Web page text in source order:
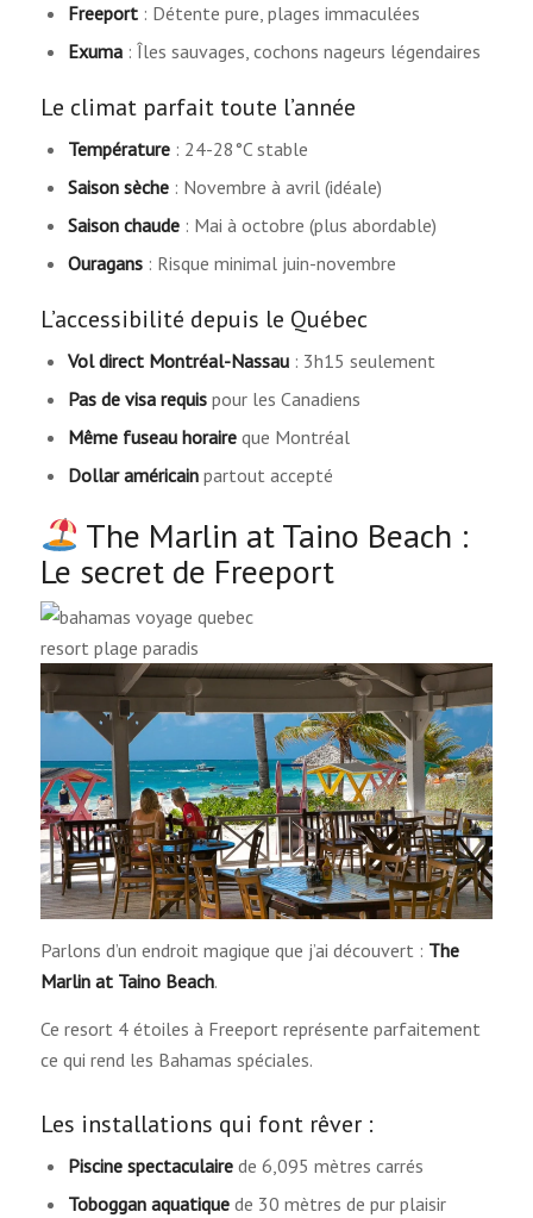
Freeport: Détente pure, plages immaculées
Exuma: Îles sauvages, cochons nageurs légendaires
Le climat parfait toute l’année
Température: 24-28°C stable
Saison sèche: Novembre à avril (idéale)
Saison chaude: Mai à octobre (plus abordable)
Ouragans: Risque minimal juin-novembre
L’accessibilité depuis le Québec
Vol direct Montréal-Nassau: 3h15 seulement
Pas de visa requispour les Canadiens
Même fuseau horaireque Montréal
Dollar américainpartout accepté
The Marlin at Taino Beach :
Le secret de Freeport
Parlons d’un endroit magique que j’ai découvert : The
Marlin at Taino Beach.
Ce resort 4 étoiles à Freeport représente parfaitement
ce qui rend les Bahamas spéciales.
Les installations qui font rêver :
Piscine spectaculairede 6,095 mètres carrés
Toboggan aquatiquede 30 mètres de pur plaisir